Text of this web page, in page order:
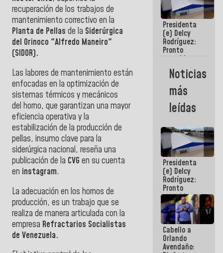
recuperación de los trabajos de
mantenimiento correctivo en la
Planta de Pellas de la Siderúrgica
del Orinoco "Alfredo Maneiro"
(SIDOR).
Las labores de mantenimiento están
enfocadas en la optimización de
sistemas térmicos y mecánicos
del horno, que garantizan una mayor
eficiencia operativa y la
estabilización de la producción de
pellas, insumo clave para la
siderúrgica nacional, reseña una
publicación de la CVG en su cuenta
en instagram.
La adecuación en los hornos de
producción, es un trabajo que se
realiza de manera articulada con la
empresa Refractarios Socialistas
de Venezuela.
Marcano por
hacer
historia en
los
Centroamericanos
Presidenta
(e) Delcy
Rodríguez:
Pronto
restableceremos
las
operaciones
Aeropuerto
Internacional
de
Noticias
más
leídas
Presidenta
(e) Delcy
Rodríguez:
Pronto
restableceremos
las
operaciones
en el
Aeropuerto
Internacional
de
Cabello a
Orlando
Avendaño: